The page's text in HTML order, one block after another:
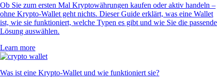
Ob Sie zum ersten Mal Kryptowährungen kaufen oder aktiv handeln –
ohne Krypto-Wallet geht nichts. Dieser Guide erklärt, was eine Wallet
ist, wie sie funktioniert, welche Typen es gibt und wie Sie die passende
Lösung auswählen.
Learn more
Was ist eine Krypto-Wallet und wie funktioniert sie?